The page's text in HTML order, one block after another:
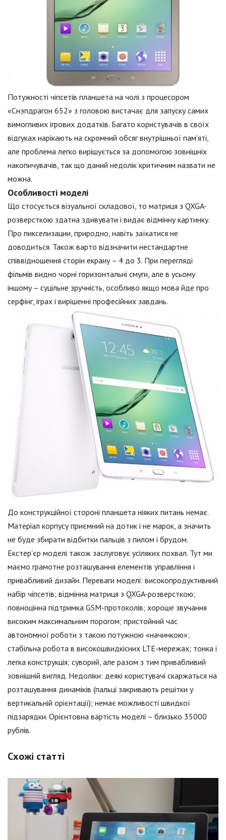
Потужності чіпсетів планшета на чолі з процесором
«Снэпдрагон 652» з головою вистачає для запуску самих
вимогливих ігрових додатків. Багато користувачів в своїх
відгуках нарікають на скромний обсяг внутрішньої пам'яті,
але проблема легко вирішується за допомогою зовнішніх
накопичувачів, так що даний недолік критичним назвати не
можна.
Особливості моделі
Що стосується візуальної складової, то матриця з QXGA-
розверсткою здатна здивувати і видає відмінну картинку.
Про пикселизации, природно, навіть заїкатися не
доводиться. Також варто відзначити нестандартне
співвідношення сторін екрану – 4 до 3. При перегляді
фільмів видно чорні горизонтальні смуги, але в усьому
іншому – суцільне зручність, особливо якщо мова йде про
серфінг, іграх і вирішенні професійних завдань.
До конструкційної стороні планшета ніяких питань немає.
Матеріал корпусу приємний на дотик і не марок, а значить
не буде збирати відбитки пальців з пилом і брудом.
Екстер'єр моделі також заслуговує усіляких похвал. Тут ми
маємо грамотне розташування елементів управління і
привабливий дизайн. Переваги моделі: високопродуктивний
набір чіпсетів; відмінна матриця з QXGA-розверсткою;
повноцінна підтримка GSM-протоколів; хороше звучання
високим максимальним порогом; пристойний час
автономної роботи з такою потужною «начинкою»;
стабільна робота в високошвидкісних LTE-мережах; тонка і
легка конструкція; суворий, але разом з тим привабливий
зовнішній вигляд. Недоліки: деякі користувачі скаржаться на
розташування динаміків (пальці закривають решітки у
вертикальній орієнтації); немає можливості швидкої
підзарядки. Орієнтовна вартість моделі – близько 35000
рублів.
Схожі статті